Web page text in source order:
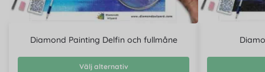
Diamond Painting Delfin och fullmåne
Välj alternativ